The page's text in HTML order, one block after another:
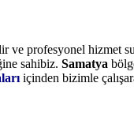
ve profesyonel hizmet
sahibiz. Samatya
içinden bizimle